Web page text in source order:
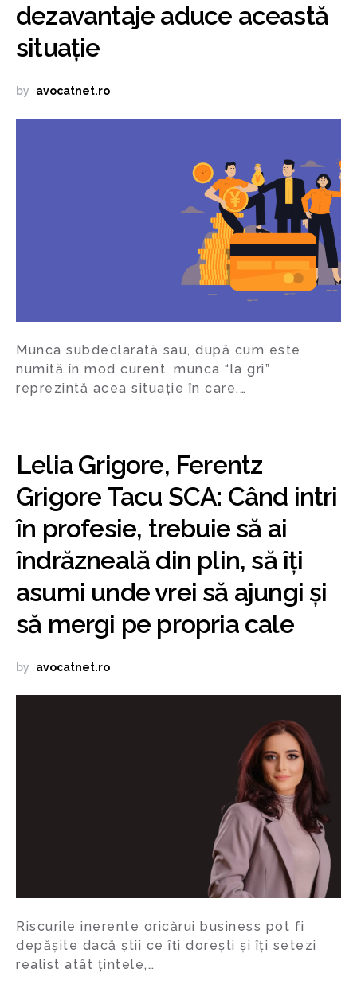
dezavantaje aduce această
situație
by avocatnet.ro
Munca subdeclarată sau, după cum este
numită în mod curent, munca “la gri”
reprezintă acea situație în care,…
Lelia Grigore, Ferentz
Grigore Tacu SCA: Când intri
în profesie, trebuie să ai
îndrăzneală din plin, să îți
asumi unde vrei să ajungi și
să mergi pe propria cale
by avocatnet.ro
Riscurile inerente oricărui business pot fi
depășite dacă știi ce îți dorești și îți setezi
realist atât țintele,…